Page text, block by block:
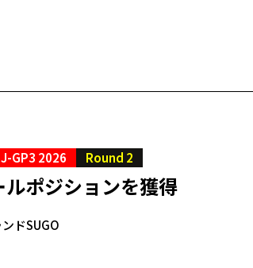
J-GP3 2026 Round 2
ポジションを獲得
ドSUGO